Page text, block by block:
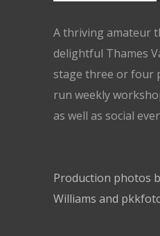
A thriving amateur
delightful Thames
stage three or four
run weekly
as well as social
Production photos
Williams and